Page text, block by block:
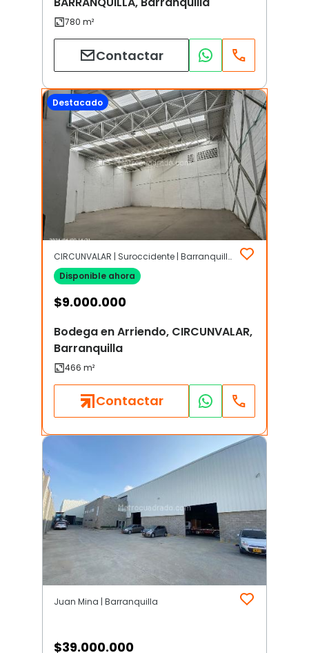
Contactar
Destacado
CIRCUNVALAR | Suroccidente | Barranquilla
Disponible ahora
$9.000.000
Bodega en Arriendo, CIRCUNVALAR,
Barranquilla
Contactar
Juan Mina | Barranquilla
$39.000.000